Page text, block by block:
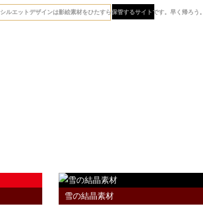
シルエットデザインは影絵素材をひたすら保管するサイトです。早く帰ろう。
雪の結晶素材